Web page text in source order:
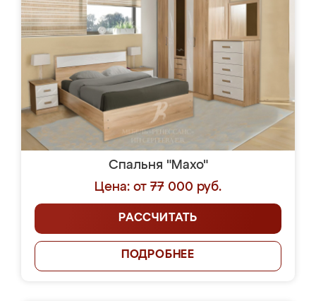
Спальня "Махо"
Цена: от 77 000 руб.
РАССЧИТАТЬ
ПОДРОБНЕЕ